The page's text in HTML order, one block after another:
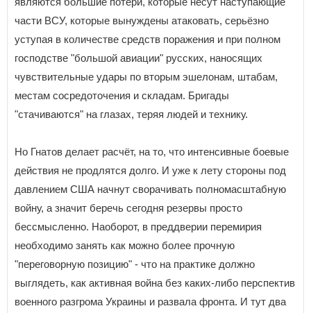
части ВСУ, которые вынуждены атаковать, серьёзно
уступая в количестве средств поражения и при полном
господстве "большой авиации" русских, наносящих
чувствительные удары по вторым эшелонам, штабам,
местам сосредоточения и складам. Бригады
"стачиваются" на глазах, теряя людей и технику.
Но Гнатов делает расчёт, на то, что интенсивные боевые
действия не продлятся долго. И уже к лету стороны под
давлением США начнут сворачивать полномасштабную
войну, а значит беречь сегодня резервы просто
бессмысленно. Наоборот, в преддверии перемирия
необходимо занять как можно более прочную
"переговорную позицию" - что на практике должно
выглядеть, как активная война без каких-либо перспектив
военного разгрома Украины и развала фронта. И тут два